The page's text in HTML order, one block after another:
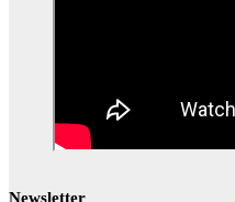
Newsletter